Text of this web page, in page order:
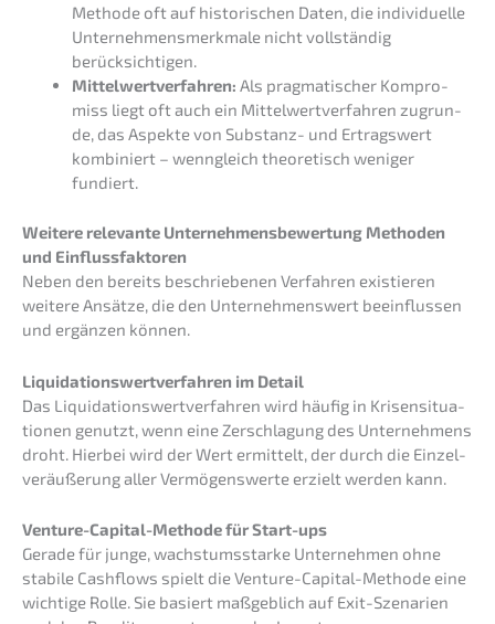
Metho­de oft auf histo­ri­schen Daten, die indivi­du­el­le
Unter­neh­mens­merk­ma­le nicht vollstän­dig
berücksichtigen.
Mittel­wert­ver­fah­ren: Als pragma­ti­scher Kompro­
miss liegt oft auch ein Mittel­wert­ver­fah­ren zugrun­
de, das Aspek­te von Substanz- und Ertrags­wert
kombi­niert – wenngleich theore­tisch weniger
fundiert.
Weite­re relevan­te Unter­neh­mens­be­wer­tung Metho­den
und Einflussfaktoren
Neben den bereits beschrie­be­nen Verfah­ren existie­ren
weite­re Ansät­ze, die den Unter­neh­mens­wert beein­flus­sen
und ergän­zen können.
Liqui­da­ti­ons­wert­ver­fah­ren im Detail
Das Liqui­da­ti­ons­wert­ver­fah­ren wird häufig in Krisen­si­tua­
tio­nen genutzt, wenn eine Zerschla­gung des Unter­neh­mens
droht. Hierbei wird der Wert ermit­telt, der durch die Einzel­
ver­äu­ße­rung aller Vermö­gens­wer­te erzielt werden kann.
Venture-Capital-Metho­de für Start-ups
Gerade für junge, wachs­tums­star­ke Unter­neh­men ohne
stabi­le Cashflows spielt die Venture-Capital-Metho­de eine
wichti­ge Rolle. Sie basiert maßgeb­lich auf Exit-Szena­ri­en